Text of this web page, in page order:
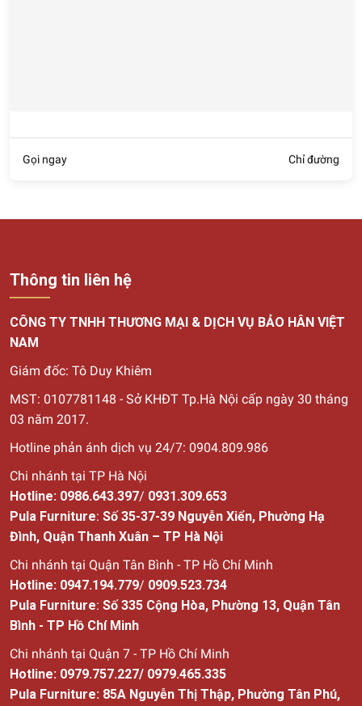
Gọi ngay Chỉ đường
Thông tin liên hệ
CÔNG TY TNHH THƯƠNG MẠI & DỊCH VỤ BẢO HÂN VIỆT
NAM
Giám đốc: Tô Duy Khiêm
MST: 0107781148 - Sở KHĐT Tp.Hà Nội cấp ngày 30 tháng
03 năm 2017.
Hotline phản ánh dịch vụ 24/7: 0904.809.986
Chi nhánh tại TP Hà Nội
Hotline: 0986.643.397/ 0931.309.653
Pula Furniture: Số 35-37-39 Nguyễn Xiển, Phường Hạ
Đình, Quận Thanh Xuân – TP Hà Nội
Chi nhánh tại Quận Tân Bình - TP Hồ Chí Minh
Hotline: 0947.194.779/ 0909.523.734
Pula Furniture: Số 335 Cộng Hòa, Phường 13, Quận Tân
Bình - TP Hồ Chí Minh
Chi nhánh tại Quận 7 - TP Hồ Chí Minh
Hotline: 0979.757.227/ 0979.465.335
Pula Furniture: 85A Nguyễn Thị Thập, Phường Tân Phú,